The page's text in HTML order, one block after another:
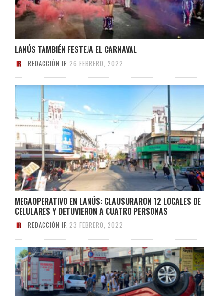
LANÚS TAMBIÉN FESTEJA EL CARNAVAL
REDACCIÓN IR 26 FEBRERO, 2022
MEGAOPERATIVO EN LANÚS: CLAUSURARON 12 LOCALES DE
CELULARES Y DETUVIERON A CUATRO PERSONAS
REDACCIÓN IR 23 FEBRERO, 2022